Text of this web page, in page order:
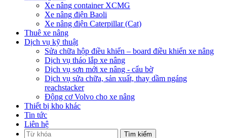
Xe nâng container XCMG
Xe nâng điện Baoli
Xe nâng điện Caterpillar (Cat)
Thuê xe nâng
Dịch vụ kỹ thuật
Sửa chữa hộp điều khiển – board điều khiển xe nâng
Dịch vụ tháo lắp xe nâng
Dịch vụ sơn mới xe nâng - cẩu bờ
Dịch vụ sửa chữa, sản xuất, thay dầm ngáng
reachstacker
Động cơ Volvo cho xe nâng
Thiết bị kho khác
Tin tức
Liên hệ